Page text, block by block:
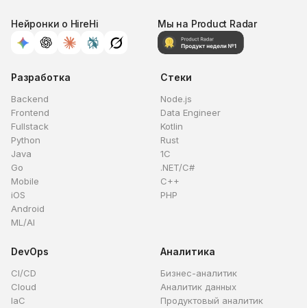
Нейронки о HireHi Мы на Product Radar
Разработка
Backend
Frontend
Fullstack
Python
Java
Go
Mobile
iOS
Android
ML/AI
Стеки
Node.js
Data Engineer
Kotlin
Rust
1C
.NET/C#
C++
PHP
DevOps
CI/CD
Cloud
IaC
Аналитика
Бизнес-аналитик
Аналитик данных
Продуктовый аналитик